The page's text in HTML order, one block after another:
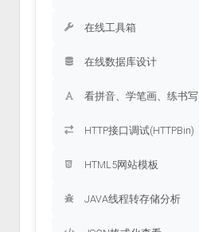
在线工具箱
在线数据库设计
看拼音、学笔画、练书写
HTTP接口调试(HTTPBin)
HTML5网站模板
JAVA线程转存储分析